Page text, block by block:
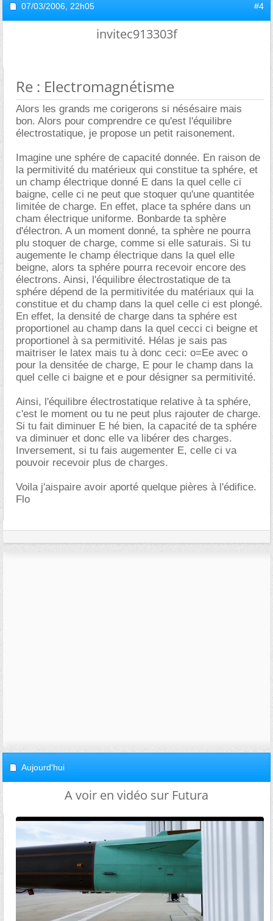
07/03/2006, 22h05 #4
invitec913303f
Re : Electromagnétisme
Alors les grands me corigerons si nésésaire mais
bon. Alors pour comprendre ce qu'est l'équilibre
électrostatique, je propose un petit raisonement.
Imagine une sphére de capacité donnée. En raison de
la permitivité du matérieux qui constitue ta sphére, et
un champ électrique donné E dans la quel celle ci
baigne, celle ci ne peut que stoquer qu'une quantitée
limitée de charge. En effet, place ta sphére dans un
cham électrique uniforme. Bonbarde ta sphère
d'électron. A un moment donné, ta sphère ne pourra
plu stoquer de charge, comme si elle saturais. Si tu
augemente le champ électrique dans la quel elle
beigne, alors ta sphére pourra recevoir encore des
électrons. Ainsi, l'équilibre électrostatique de ta
sphére dépend de la permitivitée du matériaux qui la
constitue et du champ dans la quel celle ci est plongé.
En effet, la densité de charge dans ta sphére est
proportionel au champ dans la quel cecci ci beigne et
proportionel à sa permitivité. Hélas je sais pas
maitriser le latex mais tu à donc ceci: o=Ee avec o
pour la densitée de charge, E pour le champ dans la
quel celle ci baigne et e pour désigner sa permitivité.
Ainsi, l'équilibre électrostatique relative à ta sphére,
c'est le moment ou tu ne peut plus rajouter de charge.
Si tu fait diminuer E hé bien, la capacité de ta sphére
va diminuer et donc elle va libérer des charges.
Inversement, si tu fais augementer E, celle ci va
pouvoir recevoir plus de charges.
Voila j'aispaire avoir aporté quelque pières à l'édifice.
Flo
Aujourd'hui
A voir en vidéo sur Futura